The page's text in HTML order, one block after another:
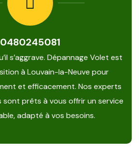
0480245081
s’aggrave. Dépannage Volet est
à Louvain-la-Neuve pour
et efficacement. Nos experts
sont prêts à vous offrir un service
adapté à vos besoins.